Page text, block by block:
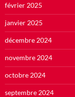
février 2025
janvier 2025
décembre 2024
novembre 2024
octobre 2024
septembre 2024